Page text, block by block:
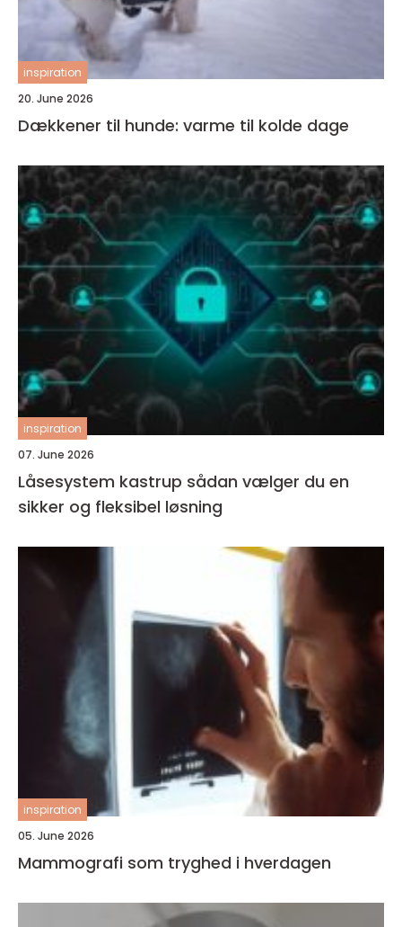
inspiration
20. June 2026
Dækkener til hunde: varme til kolde dage
inspiration
07. June 2026
Låsesystem kastrup sådan vælger du en
sikker og fleksibel løsning
inspiration
05. June 2026
Mammografi som tryghed i hverdagen